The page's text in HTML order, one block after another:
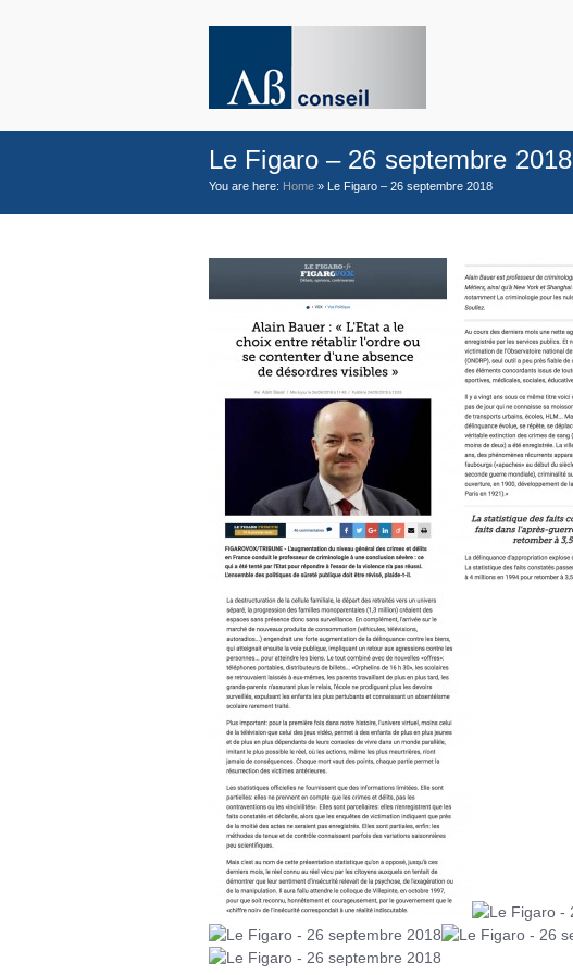
Le Figaro – 26 septembre 2018
You are here: Home » Le Figaro – 26 septembre 2018